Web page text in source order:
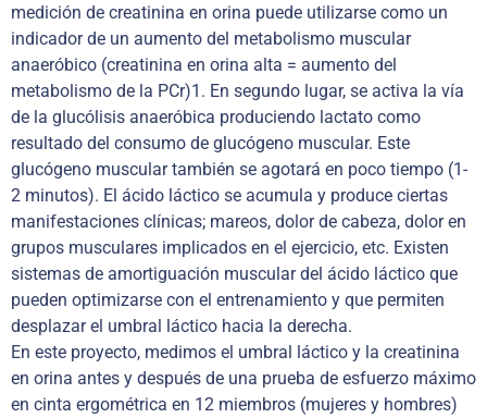
medición de creatinina en orina puede utilizarse como un
indicador de un aumento del metabolismo muscular
anaeróbico (creatinina en orina alta = aumento del
metabolismo de la PCr)1. En segundo lugar, se activa la vía
de la glucólisis anaeróbica produciendo lactato como
resultado del consumo de glucógeno muscular. Este
glucógeno muscular también se agotará en poco tiempo (1-
2 minutos). El ácido láctico se acumula y produce ciertas
manifestaciones clínicas; mareos, dolor de cabeza, dolor en
grupos musculares implicados en el ejercicio, etc. Existen
sistemas de amortiguación muscular del ácido láctico que
pueden optimizarse con el entrenamiento y que permiten
desplazar el umbral láctico hacia la derecha.
En este proyecto, medimos el umbral láctico y la creatinina
en orina antes y después de una prueba de esfuerzo máximo
en cinta ergométrica en 12 miembros (mujeres y hombres)